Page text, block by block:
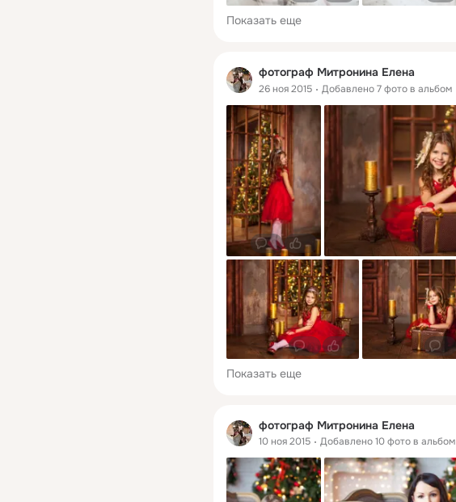
Показать еще
фотограф Митронина Елена
26 ноя 2015 Добавлено 7 фото в альбом
0 0
0 0 0
Показать еще
фотограф Митронина Елена
10 ноя 2015 Добавлено 10 фото в альбом